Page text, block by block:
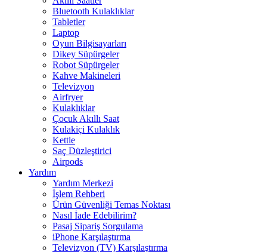
Bluetooth Kulaklıklar
Tabletler
Laptop
Oyun Bilgisayarları
Dikey Süpürgeler
Robot Süpürgeler
Kahve Makineleri
Televizyon
Airfryer
Kulaklıklar
Çocuk Akıllı Saat
Kulakiçi Kulaklık
Kettle
Saç Düzleştirici
Airpods
Yardım
Yardım Merkezi
İşlem Rehberi
Ürün Güvenliği Temas Noktası
Nasıl İade Edebilirim?
Pasaj Sipariş Sorgulama
iPhone Karşılaştırma
Televizyon (TV) Karşılaştırma